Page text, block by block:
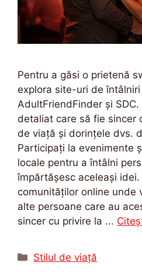
Pentru a găsi o prietenă
explora site-uri de
AdultFriendFinder și
detaliat care să fie sincer
de viață și dorințele dvs.
Participați la evenimente
locale pentru a întâlni
împărtășesc aceleași
comunităților online unde
alte persoane care au
sincer cu privire la ...
Categorii
Stilul de viață